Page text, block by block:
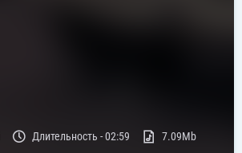
Длительность -02:59
7.09Mb